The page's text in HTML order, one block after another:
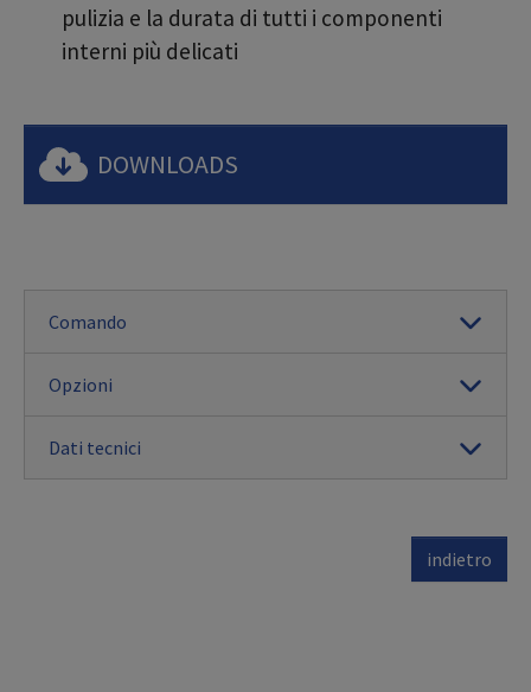
pulizia e la durata di tutti i componenti
interni più delicati
DOWNLOADS
Comando
Opzioni
Dati tecnici
indietro